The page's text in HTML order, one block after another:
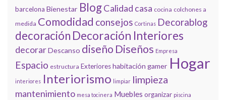
barcelona Bienestar BlogCalidad casa cocina colchones a
medida Comodidad consejos Cortinas Decorablog
decoración Decoración Interiores
decorarDescanso diseño Diseños Empresa
Espacio estructura Exterioreshabitación gamer Hogar
interiores Interiorismo limpiar limpieza
mantenimiento mesa tocinera Muebles organizar piscina